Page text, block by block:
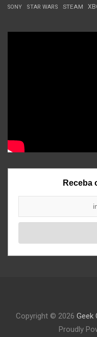
SONY STAR WARS STEAM
Receba
Copyright © 2026 Geek
Proudly